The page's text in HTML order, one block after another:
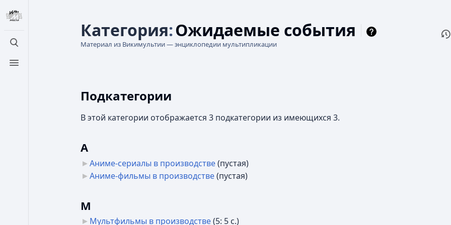
Открыть поиск
Открыть меню
Категория:Ожидаемые события
Материал из Викимультии — энциклопедии мультипликации
Подкатегории
В этой категории отображается 3 подкатегории из имеющихся 3.
А
Аниме-сериалы в производстве(пустая)
Аниме-фильмы в производстве(пустая)
М
Мультфильмы в производстве(5: 5 с.)